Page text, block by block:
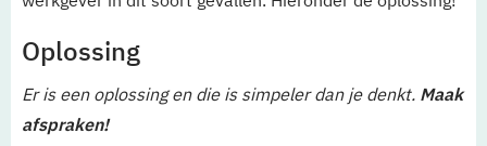
Oplossing
Er is een oplossing en die is simpeler dan je denkt. Maak
afspraken!